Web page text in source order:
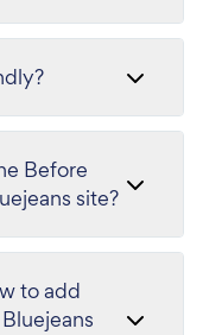
Before
site?
to add